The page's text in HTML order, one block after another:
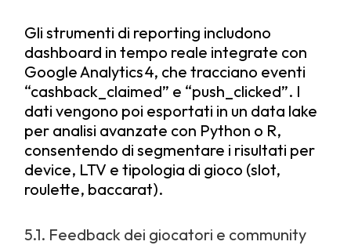
Gli strumenti di reporting includono
dashboard in tempo reale integrate con
Google Analytics 4, che tracciano eventi
“cashback_claimed” e “push_clicked”. I
dati vengono poi esportati in un data lake
per analisi avanzate con Python o R,
consentendo di segmentare i risultati per
device, LTV e tipologia di gioco (slot,
roulette, baccarat).
5.1. Feedback dei giocatori e community